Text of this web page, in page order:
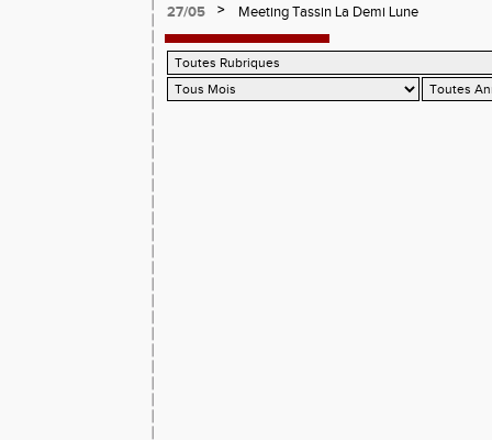
27/05
> Meeting Tassin La Demi Lune